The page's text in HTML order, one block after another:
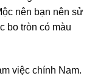
nên bạn nên sử
bo tròn có màu
việc chính Nam.